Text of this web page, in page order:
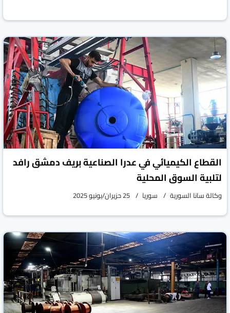
القطاع الكيميائي في عدرا الصناعية بريف دمشق رافد
لتلبية السوق المحلية
وكالة سانا السورية سوريا 25 حزيران/يونيو 2025